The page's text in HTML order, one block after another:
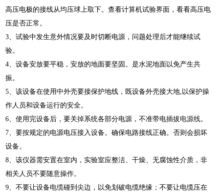
高压电极的接线从均压球上取下。查看计算机试验界面，看看高压电
压是否正常。
3、试验中发生意外情况要及时切断电源，问题处理后才能继续试
验。
4、设备安放要平稳，安放的地面要坚固。是水泥地面以免产生共
振。
5、该设备在使用中外壳要接保护地线，既设备外壳接大地,以保护操
作人员和设备运行的安全。
6、使用完设备后，要关掉系统各部分电源，不准带电插拔电源线。
7、要按规定的电源电压接入设备。确保电路接线正确。否则会损坏
设备。
8、该仪器需安置在室内，实验室应整洁、干燥、无腐蚀性介质，非
相关人员不要随意操作。
9、不要让设备电缆碰到尖边，以免划破电缆绝缘；不要让电缆压在